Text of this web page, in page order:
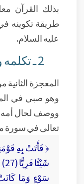
بذلك القرآن
طريقة تكوينه
عليه السلام.
2 ـ تكلمه وهو صبي في المهد:
المعجزة
وهو صبي في
ووصف لحال أمه
تعالى في سورة
﴿ فَأَتَتْ بِهِ